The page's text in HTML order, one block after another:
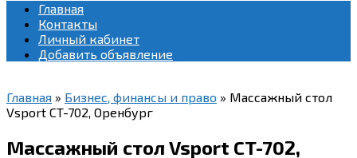
Главная
Контакты
Личный кабинет
Добавить объявление
Главная » Бизнес, финансы и право » Массажный стол
Vsport CT-702, Оренбург
Массажный стол Vsport CT-702,